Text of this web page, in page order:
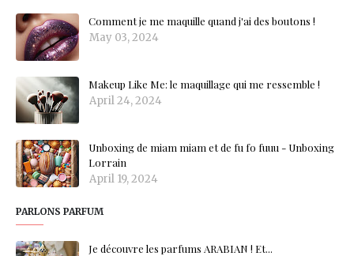
Comment je me maquille quand j'ai des boutons !
May 03, 2024
Makeup Like Me: le maquillage qui me ressemble !
April 24, 2024
Unboxing de miam miam et de fu fo fuuu - Unboxing
Lorrain
April 19, 2024
PARLONS PARFUM
Je découvre les parfums ARABIAN ! Et...